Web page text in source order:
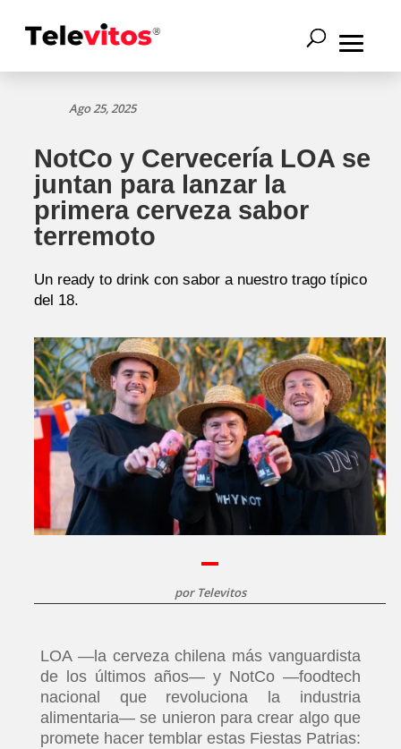
Ago 25, 2025
NotCo y Cervecería LOA se
juntan para lanzar la
primera cerveza sabor
terremoto
Un ready to drink con sabor a nuestro trago típico
del 18.
por Televitos
LOA —la cerveza chilena más vanguardista
de los últimos años— y NotCo —foodtech
nacional que revoluciona la industria
alimentaria— se unieron para crear algo que
promete hacer temblar estas Fiestas Patrias: